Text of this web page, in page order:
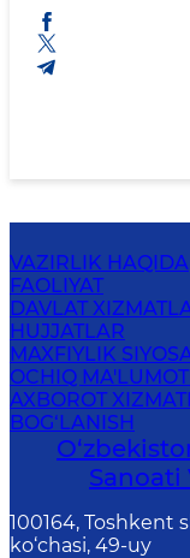
VAZIRLIK HAQIDA
FAOLIYAT
DAVLAT
HUJJATLAR
MAXFIYLIK
OCHIQ
AXBOROT XIZMATI
BOG‘LANISH
Sanoati
100164, Toshkent
ko‘chasi, 49-uy